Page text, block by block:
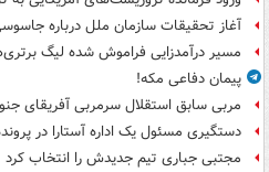
آغاز تحقیقات سازمان ملل درباره
مسیر درآمدزایی فراموش شده لیگ
پیمان دفاعی مکه!
مربی سابق استقلال سرمربی آفریقای
دستگیری مسئول یک اداره آستارا در
مجتبی جباری تیم جدیدش را انتخاب کرد